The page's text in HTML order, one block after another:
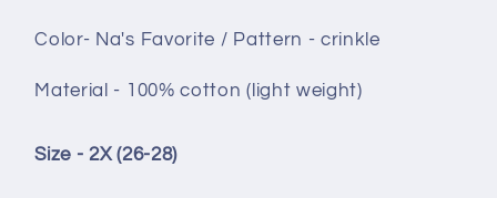
Color- Na's Favorite / Pattern - crinkle
Material - 100% cotton (light weight)
Size - 2X (26-28)